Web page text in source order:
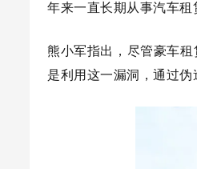
年来一直长期从事汽车租
熊小军指出，尽管豪车
是利用这一漏洞，通过